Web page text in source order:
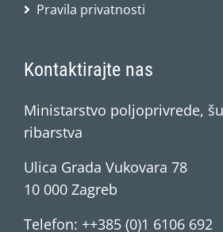
Pravila privatnosti
Kontaktirajte nas
Ministarstvo poljoprivrede,
ribarstva
Ulica Grada Vukovara 78
10 000 Zagreb
Telefon: ++385 (0)1 6106 692